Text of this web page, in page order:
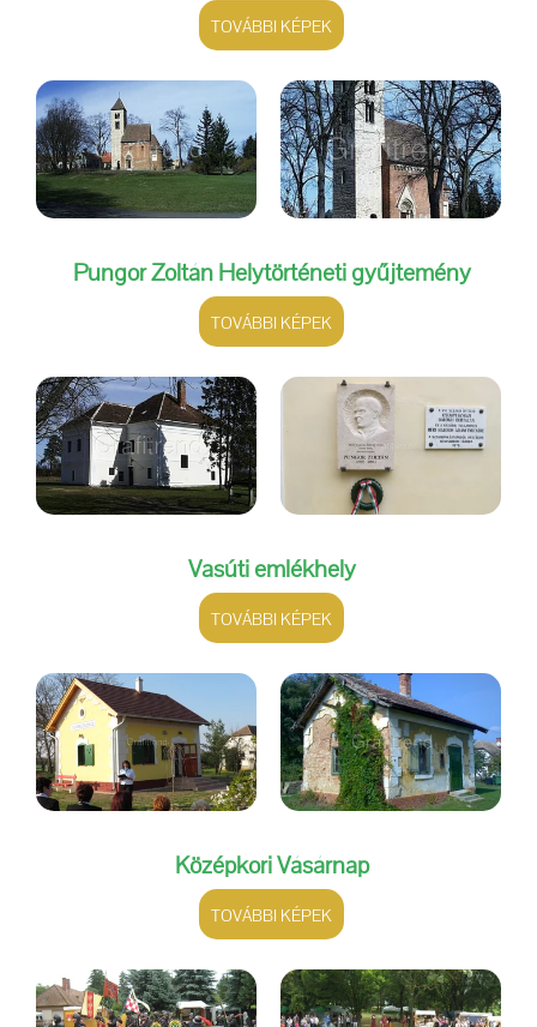
TOVÁBBI KÉPEK
Pungor Zoltán Helytörténeti gyűjtemény
TOVÁBBI KÉPEK
Vasúti emlékhely
TOVÁBBI KÉPEK
Középkori Vásárnap
TOVÁBBI KÉPEK